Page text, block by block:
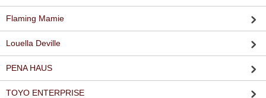
Flaming Mamie
Louella Deville
PENA HAUS
TOYO ENTERPRISE